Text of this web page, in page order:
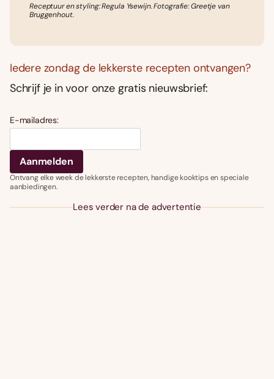
Receptuur en styling: Regula Ysewijn. Fotografie: Greetje van
Bruggenhout.
Iedere zondag de lekkerste recepten ontvangen?
Schrijf je in voor onze gratis nieuwsbrief:
E-mailadres:
Ontvang elke week de lekkerste recepten, handige kooktips en speciale
aanbiedingen.
Lees verder na de advertentie